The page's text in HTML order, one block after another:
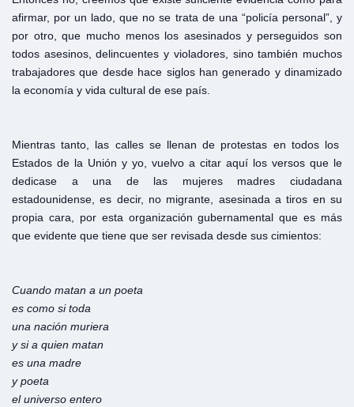
afirmar, por un lado, que no se trata de una “policía personal”, y
por otro, que mucho menos los asesinados y perseguidos son
todos asesinos, delincuentes y violadores, sino también muchos
trabajadores que desde hace siglos han generado y dinamizado
la economía y vida cultural de ese país.
Mientras tanto, las calles se llenan de protestas en todos los
Estados de la Unión y yo, vuelvo a citar aquí los versos que le
dedicase a una de las mujeres madres ciudadana
estadounidense, es decir, no migrante, asesinada a tiros en su
propia cara, por esta organización gubernamental que es más
que evidente que tiene que ser revisada desde sus cimientos:
Cuando matan a un poeta
es como si toda
una nación muriera
y si a quien matan
es una madre
y poeta
el universo entero